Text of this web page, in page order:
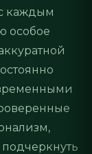
каждым
особое